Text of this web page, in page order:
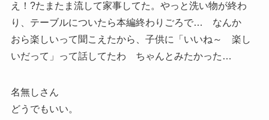
え！?たまたま流して家事してた。やっと洗い物が終わ
り、テーブルについたら本編終わりごろで… なんか
おら楽しいって聞こえたから、子供に「いいね～ 楽し
いだって」って話してたわ ちゃんとみたかった…
名無しさん
どうでもいい。